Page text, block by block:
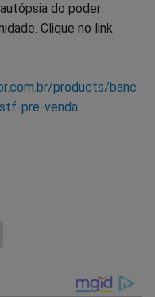
do poder
Clique no link
products/banc
pre-venda